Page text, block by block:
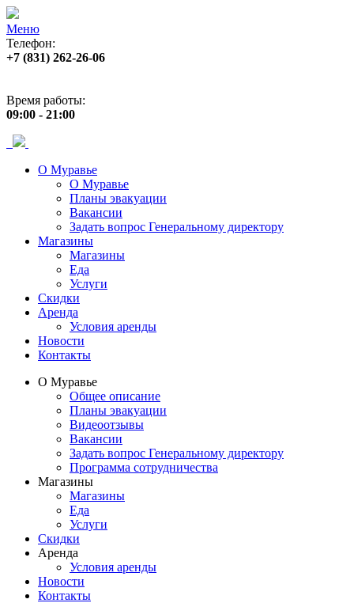
Меню
Телефон:
+7 (831) 262-26-06
Время работы:
09:00 - 21:00
О Муравье
О Муравье
Планы эвакуации
Вакансии
Задать вопрос Генеральному директору
Магазины
Магазины
Еда
Услуги
Скидки
Аренда
Условия аренды
Новости
Контакты
О Муравье
Общее описание
Планы эвакуации
Видеоотзывы
Вакансии
Задать вопрос Генеральному директору
Программа сотрудничества
Магазины
Магазины
Еда
Услуги
Скидки
Аренда
Условия аренды
Новости
Контакты